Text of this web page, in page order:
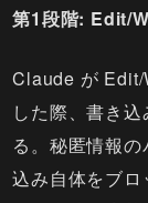
第1段階: Edit/
Claude が Edit/
した際、書き
る。秘匿情報
込み自体をブロ